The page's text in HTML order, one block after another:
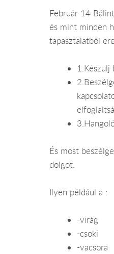
Február 14
és mint minden
tapasztalatból
És most
dolgot.
Ilyen például a :
-virág
-csoki
-vacsora